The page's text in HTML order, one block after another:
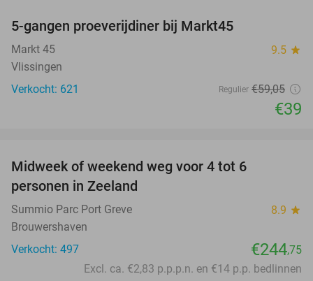
5-gangen proeverijdiner bij Markt45
Markt 45 9.5 star
Vlissingen
Verkocht: 621
Regulier €59,05
€39
Midweek of weekend weg voor 4 tot 6
personen in Zeeland
Summio Parc Port Greve 8.9 star
Brouwershaven
Verkocht: 497
€244,75
Excl. ca. €2,83 p.p.p.n. en €14 p.p. bedlinnen